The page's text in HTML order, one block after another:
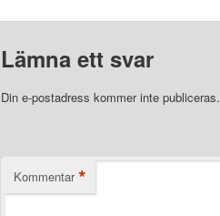
Lämna ett svar
Din e-postadress kommer inte publiceras.
Kommentar *